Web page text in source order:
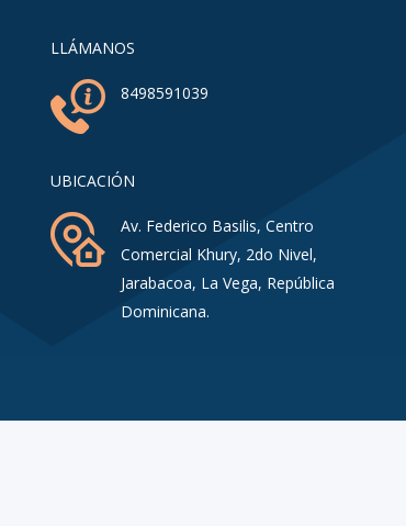
LLÁMANOS
8498591039
UBICACIÓN
Av. Federico Basilis, Centro
Comercial Khury, 2do Nivel,
Jarabacoa, La Vega, República
Dominicana.